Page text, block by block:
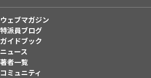
ウェブマガジン
特派員ブログ
ガイドブック
ニュース
著者一覧
コミュニティ